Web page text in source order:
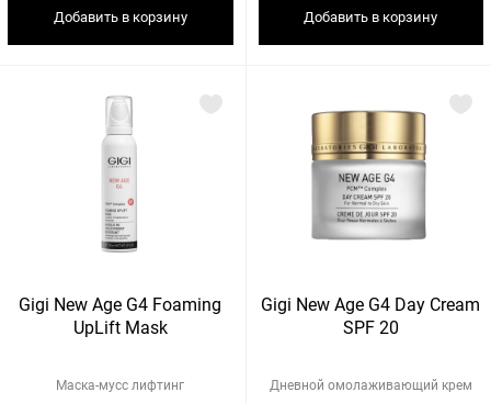
Добавить в корзину Добавить в корзину
Gigi New Age G4 Foaming
UpLift Mask
Маска-мусс лифтинг
Gigi New Age G4 Day Сream
SPF 20
Дневной омолаживающий крем